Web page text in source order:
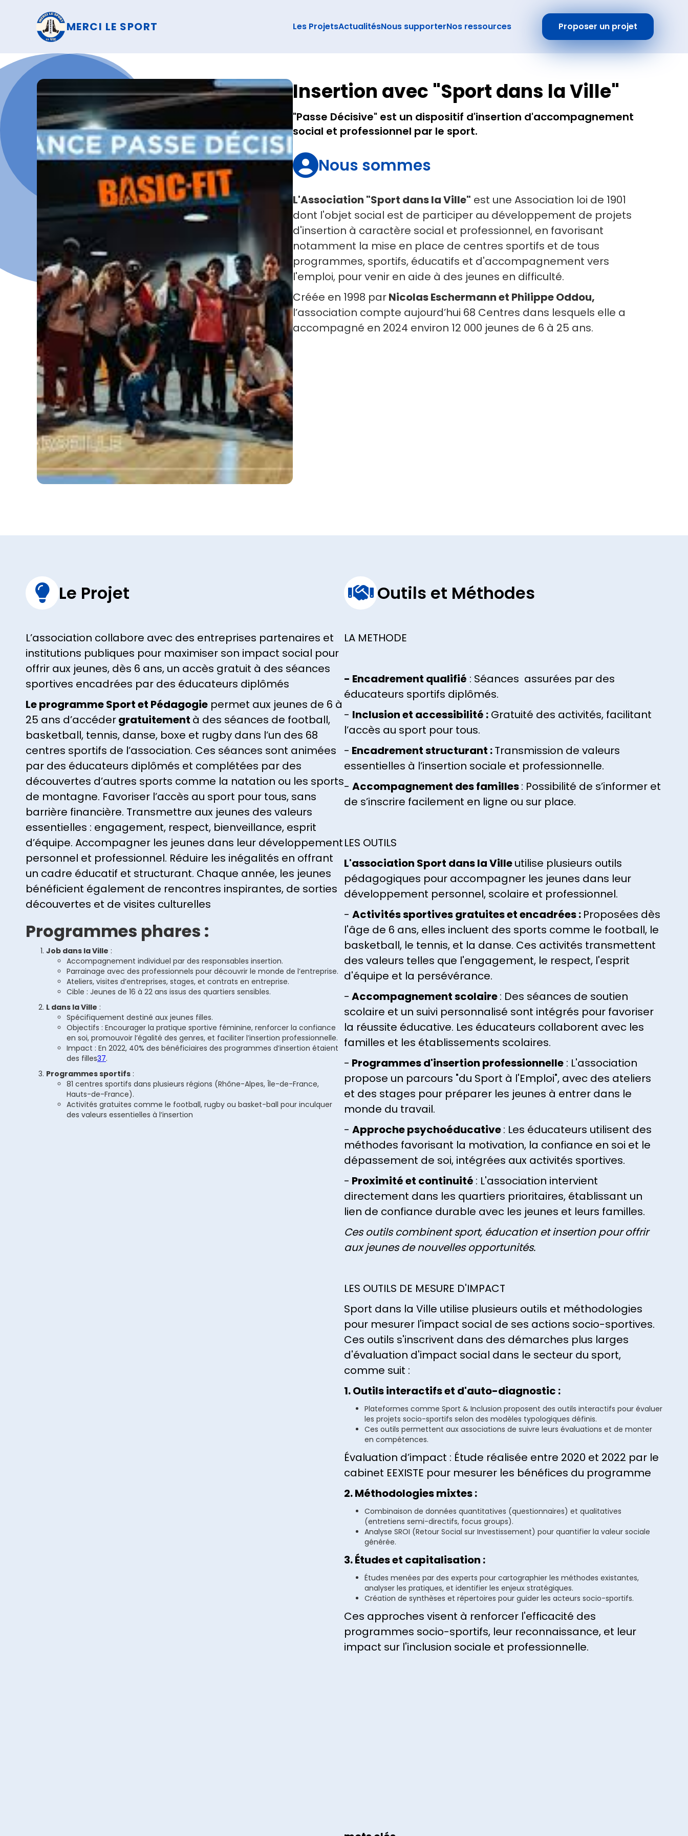
MERCI LE SPORT Les ProjetsActualitésNous supporterNos ressources Proposer un projet
Insertion avec "Sport dans la Ville"
"Passe Décisive" est un dispositif d'insertion d'accompagnement
social et professionnel par le sport.
Nous sommes
L'Association "Sport dans la Ville" est une Association loi de 1901
dont l'objet social est de participer au développement de projets
d'insertion à caractère social et professionnel, en favorisant
notamment la mise en place de centres sportifs et de tous
programmes, sportifs, éducatifs et d'accompagnement vers
l'emploi, pour venir en aide à des jeunes en difficulté.
Créée en 1998 parNicolas Eschermann et Philippe Oddou,
l’association compte aujourd’hui 68 Centres dans lesquels elle a
accompagné en 2024 environ 12 000 jeunes de 6 à 25 ans.
 Le Projet
L’association collabore avec des entreprises partenaires et
institutions publiques pour maximiser son impact social pour
offrir aux jeunes, dès 6 ans, un accès gratuit à des séances
sportives encadrées par des éducateurs diplômés
Le programme Sport et Pédagogie permet aux jeunes de 6 à
25 ans d’accédergratuitement à des séances de football,
basketball, tennis, danse, boxe et rugby dans l’un des 68
centres sportifs de l’association. Ces séances sont animées
par des éducateurs diplômés et complétées par des
découvertes d’autres sports comme la natation ou les sports
de montagne. Favoriser l’accès au sport pour tous, sans
barrière financière. Transmettre aux jeunes des valeurs
essentielles : engagement, respect, bienveillance, esprit
d’équipe. Accompagner les jeunes dans leur développement
personnel et professionnel. Réduire les inégalités en offrant
un cadre éducatif et structurant. Chaque année, les jeunes
bénéficient également de rencontres inspirantes, de sorties
découvertes et de visites culturelles
Programmes phares :
Job dans la Ville :
Accompagnement individuel par des responsables insertion.
Parrainage avec des professionnels pour découvrir le monde de l’entreprise.
Ateliers, visites d’entreprises, stages, et contrats en entreprise.
Cible : Jeunes de 16 à 22 ans issus des quartiers sensibles.
L dans la Ville :
Spécifiquement destiné aux jeunes filles.
Objectifs : Encourager la pratique sportive féminine, renforcer la confiance
en soi, promouvoir l’égalité des genres, et faciliter l’insertion professionnelle.
Impact : En 2022, 40% des bénéficiaires des programmes d’insertion étaient
des filles37.
Programmes sportifs :
81 centres sportifs dans plusieurs régions (Rhône-Alpes, Île-de-France,
Hauts-de-France).
Activités gratuites comme le football, rugby ou basket-ball pour inculquer
des valeurs essentielles à l’insertion
 Outils et Méthodes
LA METHODE
- Encadrement qualifié : Séances assurées par des
éducateurs sportifs diplômés.
- Inclusion et accessibilité : Gratuité des activités, facilitant
l’accès au sport pour tous.
- Encadrement structurant :Transmission de valeurs
essentielles à l’insertion sociale et professionnelle.
- Accompagnement des familles: Possibilité de s’informer et
de s’inscrire facilement en ligne ou sur place.
LES OUTILS
L'association Sport dans la Villeutilise plusieurs outils
pédagogiques pour accompagner les jeunes dans leur
développement personnel, scolaire et professionnel.
- Activités sportives gratuites et encadrées : Proposées dès
l'âge de 6 ans, elles incluent des sports comme le football, le
basketball, le tennis, et la danse. Ces activités transmettent
des valeurs telles que l'engagement, le respect, l'esprit
d'équipe et la persévérance.
- Accompagnement scolaire: Des séances de soutien
scolaire et un suivi personnalisé sont intégrés pour favoriser
la réussite éducative. Les éducateurs collaborent avec les
familles et les établissements scolaires.
- Programmes d'insertion professionnelle : L'association
propose un parcours "du Sport à l'Emploi", avec des ateliers
et des stages pour préparer les jeunes à entrer dans le
monde du travail.
- Approche psychoéducative: Les éducateurs utilisent des
méthodes favorisant la motivation, la confiance en soi et le
dépassement de soi, intégrées aux activités sportives.
- Proximité et continuité : L'association intervient
directement dans les quartiers prioritaires, établissant un
lien de confiance durable avec les jeunes et leurs familles.
Ces outils combinent sport, éducation et insertion pour offrir
aux jeunes de nouvelles opportunités.
LES OUTILS DE MESURE D'IMPACT
Sport dans la Ville utilise plusieurs outils et méthodologies
pour mesurer l'impact social de ses actions socio-sportives.
Ces outils s'inscrivent dans des démarches plus larges
d'évaluation d'impact social dans le secteur du sport,
comme suit :
1. Outils interactifs et d'auto-diagnostic :
Plateformes comme Sport & Inclusion proposent des outils interactifs pour évaluer
les projets socio-sportifs selon des modèles typologiques définis.
Ces outils permettent aux associations de suivre leurs évaluations et de monter
en compétences.
Évaluation d’impact : Étude réalisée entre 2020 et 2022 par le
cabinet EEXISTE pour mesurer les bénéfices du programme
2. Méthodologies mixtes :
Combinaison de données quantitatives (questionnaires) et qualitatives
(entretiens semi-directifs, focus groups).
Analyse SROI (Retour Social sur Investissement) pour quantifier la valeur sociale
générée.
3. Études et capitalisation :
Études menées par des experts pour cartographier les méthodes existantes,
analyser les pratiques, et identifier les enjeux stratégiques.
Création de synthèses et répertoires pour guider les acteurs socio-sportifs.
Ces approches visent à renforcer l'efficacité des
programmes socio-sportifs, leur reconnaissance, et leur
impact sur l'inclusion sociale et professionnelle.